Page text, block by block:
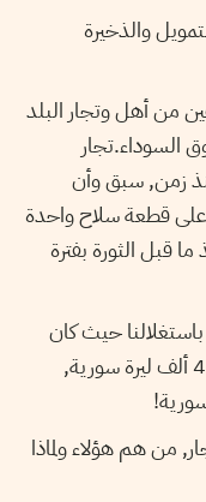
والذخيرة
من أهل وتجار البلد
السوداء.تجار
زمن, سبق وأن
قطعة سلاح واحدة
قبل الثورة بفترة
حيث كان
سعر الكلاشنكوف قبل الثورة ما يقارب 40 ألف ليرة سورية,
من هم هؤلاء ولماذا